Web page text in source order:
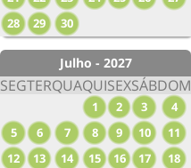
28
29 30
Julho - 2027
SEGTERQUAQUISEXSÁBDOM
1 2 3
4
5
6 7 8 9 10
11
12
13 14 15 16 17
18